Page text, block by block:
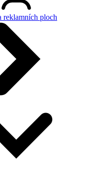
reklamních ploch